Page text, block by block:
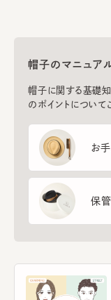
帽子のマニュア
帽子に関する基礎
のポイントについて
お
保